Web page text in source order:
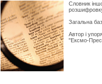
Словник
Загальна
Автор і
"Ексмо-